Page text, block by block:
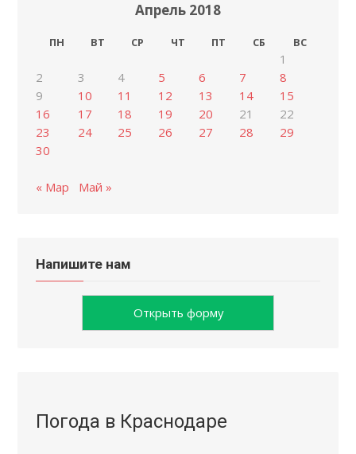
Апрель 2018
ПН ВТ СР ЧТ ПТ СБ ВС
1
2
3 4 5 6 7
8
9
10 11 12 13 14
15
16
17 18 19 20 21
22
23
24 25 26 27 28
29
30
« Мар Май »
Напишите нам
Открыть форму
Погода в Краснодаре